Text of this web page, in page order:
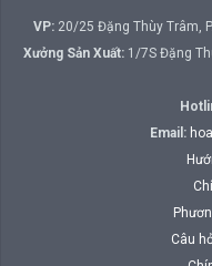
VP:20/25 Đặng Thùy Trâm,
Xưởng Sản Xuất: 1/7S Đặng
Email:
Câu